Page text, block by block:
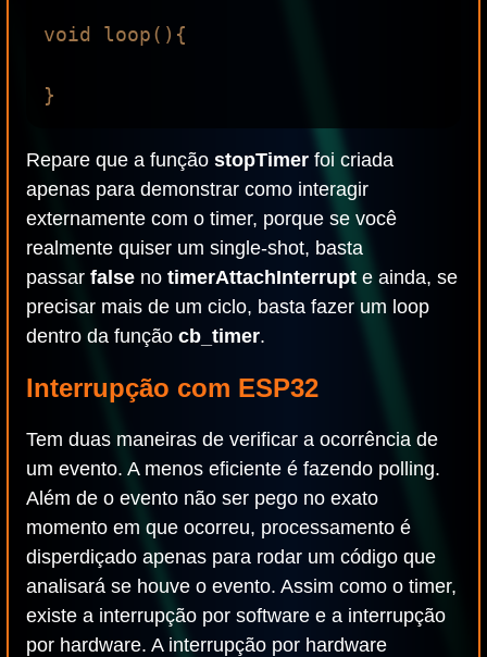
void loop(){
Repare que a função stopTimer foi criada
apenas para demonstrar como interagir
externamente com o timer, porque se você
realmente quiser um single-shot, basta
passar false no timerAttachInterrupt e ainda, se
precisar mais de um ciclo, basta fazer um loop
dentro da função cb_timer.
Interrupção com ESP32
Tem duas maneiras de verificar a ocorrência de
um evento. A menos eficiente é fazendo polling.
Além de o evento não ser pego no exato
momento em que ocorreu, processamento é
disperdiçado apenas para rodar um código que
analisará se houve o evento. Assim como o timer,
existe a interrupção por software e a interrupção
por hardware. A interrupção por hardware